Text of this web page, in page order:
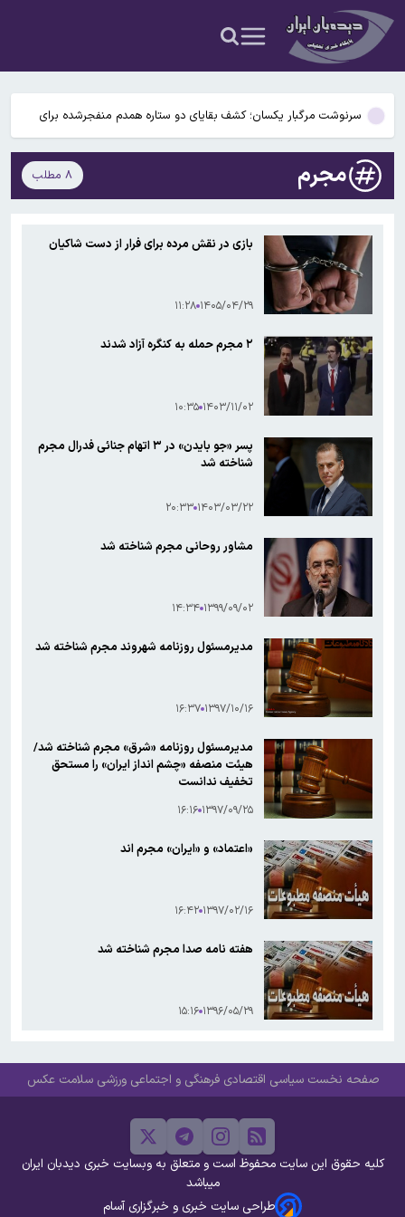
استان
بازگشت ستاره خارجی استقلال منتفی شد
سرنوشت مرگبار یکسان؛ کشف بقایای دو ستاره همدم منفجرشده برای
نخستین‌بار
جزییات جدید از پرداخت معوقات فروردین و اردیبهشت بازنشستگان/
بالاخره زمان پرداخت معوقات مشخص شد؟
دیدار و گفتگوی السیسی و ال خلیفه درباره تنگه هرمز و جنگ
استان
بازگشت ستاره خارجی استقلال منتفی شد
مجرم ۸ مطلب
بازی در نقش مرده برای فرار از دست شاکیان
۱۴۰۵/۰۴/۲۹ ۱۱:۲۸
۲ مجرم حمله به کنگره آزاد شدند
۱۴۰۳/۱۱/۰۲ ۱۰:۳۵
پسر «جو بایدن» در ۳ اتهام جنائی فدرال مجرم
شناخته شد
۱۴۰۳/۰۳/۲۲ ۲۰:۳۳
مشاور روحانی مجرم شناخته شد
۱۳۹۹/۰۹/۰۲ ۱۴:۳۴
مدیرمسئول روزنامه شهروند مجرم شناخته شد
۱۳۹۷/۱۰/۱۶ ۱۶:۳۷
مدیرمسئول روزنامه «شرق» مجرم شناخته شد/
هیئت منصفه «چشم انداز ایران» را مستحق
تخفیف ندانست
۱۳۹۷/۰۹/۲۵ ۱۶:۱۶
«اعتماد» و «ایران» مجرم اند
۱۳۹۷/۰۲/۱۶ ۱۶:۴۲
هفته نامه صدا مجرم شناخته شد
۱۳۹۶/۰۵/۲۹ ۱۵:۱۶
صفحه نخست سیاسی اقتصادی فرهنگی و اجتماعی ورزشی سلامت عکس
کلیه حقوق این سایت محفوظ است و متعلق به وبسایت خبری دیدبان ایران
میباشد
طراحی سایت خبری و خبرگزاری آسام